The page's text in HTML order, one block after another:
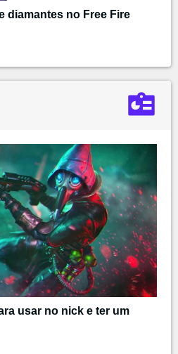
diamantes no Free Fire
usar no nick e ter um